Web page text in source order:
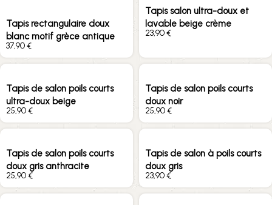
Tapis rectangulaire doux
blanc motif grèce antique
€
Tapis salon ultra-doux et
lavable beige crème
€
Tapis de salon poils courts
ultra-doux beige
€
Tapis de salon poils courts
doux noir
€
Tapis de salon poils courts
doux gris anthracite
€
Tapis de salon à poils courts
doux gris
€